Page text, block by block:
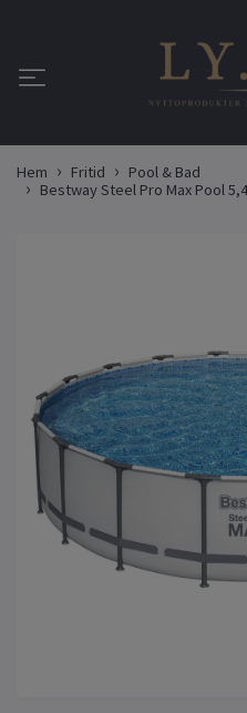
Hem Fritid
Pool & Bad
Bestway Steel Pro Max Pool